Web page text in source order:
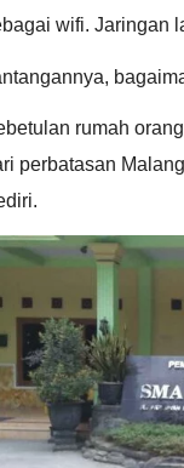
wifi. Jaringan
rumah
perbatasan